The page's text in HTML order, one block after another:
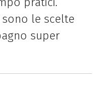
le scelte
super